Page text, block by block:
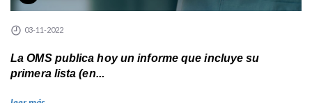
03-11-2022
La OMS publica hoy un informe que incluye su
primera lista (en...